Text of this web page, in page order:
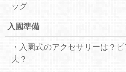
ッグ
入園準備
・入園式のアクセサリーは？
夫？